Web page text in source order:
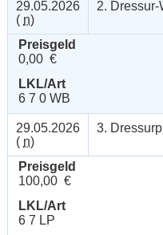
29.05.2026
( n)
2.
Preisgeld
0,00 €
LKL/Art
6 7 0 WB
29.05.2026
( n)
3.
Preisgeld
100,00 €
LKL/Art
6 7 LP